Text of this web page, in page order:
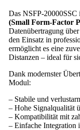
Das NSFP-20000SSC
(Small Form-Factor
Datenübertragung
den Einsatz in
ermöglicht es eine
Distanzen – ideal für
Dank modernster
Modul:
– Stabile und
– Hohe Signalqualität
– Kompatibilität mit
– Einfache Integration